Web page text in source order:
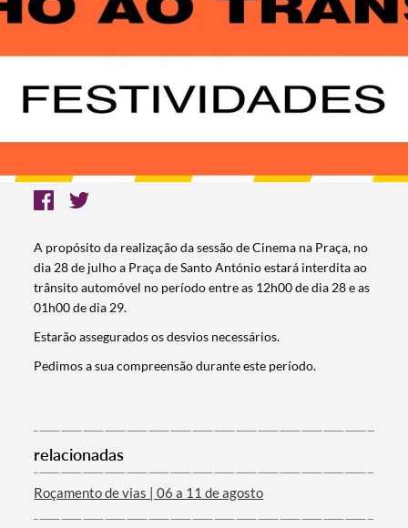
Termo de Pesquisa
A propósito da realização da sessão de Cinema na Praça, no
dia 28 de julho a Praça de Santo António estará interdita ao
trânsito automóvel no período entre as 12h00 de dia 28 e as
01h00 de dia 29.
Estarão assegurados os desvios necessários.
Pedimos a sua compreensão durante este período.
relacionadas
Roçamento de vias | 06 a 11 de agosto